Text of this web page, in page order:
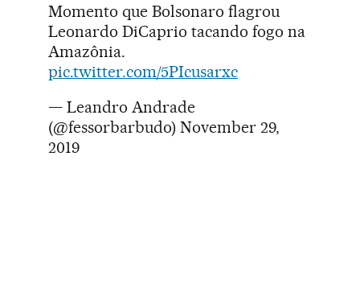
Momento que Bolsonaro flagrou
Leonardo DiCaprio tacando fogo na
Amazônia.
pic.twitter.com/5PIcusarxc
— Leandro Andrade
(@fessorbarbudo) November 29,
2019